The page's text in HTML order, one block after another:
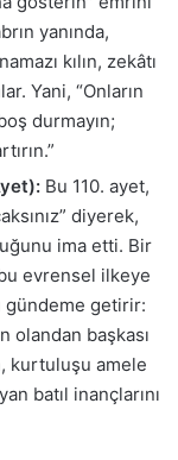
yanında,
kılın, zekâtı
Yani, “Onların
durmayın;
Bu 110. ayet,
diyerek,
ima etti. Bir
evrensel ilkeye
gündeme getirir:
olandan başkası
kurtuluşu amele
batıl inançlarını